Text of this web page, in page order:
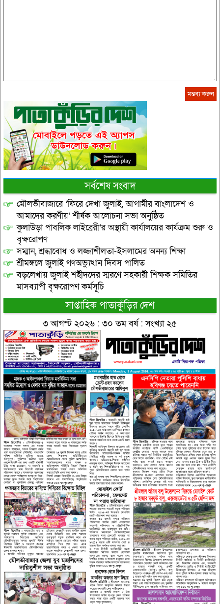
সর্বশেষ সংবাদ
মৌলভীবাজারে ‘ফিরে দেখা জুলাই, আগামীর বাংলাদেশ ও
আমাদের করণীয়’ শীর্ষক আলোচনা সভা অনুষ্ঠিত
কুলাউড়া পাবলিক লাইব্রেরী’র অস্থায়ী কার্যালয়ের কার্যক্রম শুরু ও
বৃক্ষরোপণ
সম্মান, শ্রদ্ধাবোধ ও লজ্জাশীলতা-ইসলামের অনন্য শিক্ষা
শ্রীমঙ্গলে জুলাই গণঅভ্যুত্থান দিবস পালিত
বড়লেখায় জুলাই শহীদদের স্মরণে সহকারী শিক্ষক সমিতির
মাসব্যাপী বৃক্ষরোপণ কর্মসূচি
সাপ্তাহিক পাতাকুঁড়ির দেশ
৩ আগস্ট ২০২৬ : ৩০ তম বর্ষ : সংখ্যা ২৫